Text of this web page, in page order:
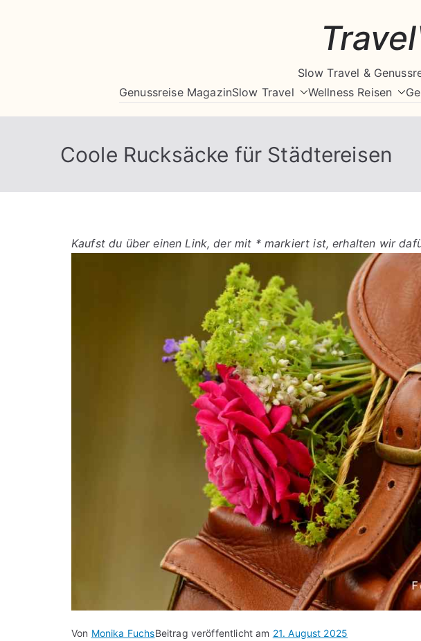
Slow Travel &
Genussreise MagazinSlow Travel Wellness Reisen
Coole Rucksäcke für Städtereisen
Kaufst du über einen Link, der mit * markiert ist, erhalten wir
Von Monika FuchsBeitrag veröffentlicht am 21. August 2025